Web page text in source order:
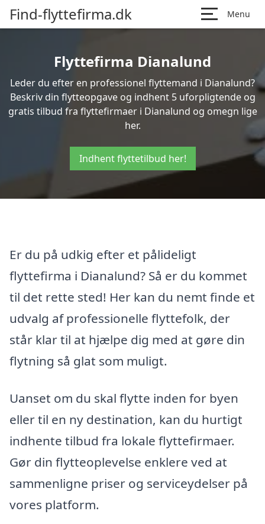
Find-flyttefirma.dk Menu
Flyttefirma Dianalund
Leder du efter en professionel flyttemand i Dianalund?
Beskriv din flytteopgave og indhent 5 uforpligtende og
gratis tilbud fra flyttefirmaer i Dianalund og omegn lige
her.
Indhent flyttetilbud her!
Er du på udkig efter et pålideligt
flyttefirma i Dianalund? Så er du kommet
til det rette sted! Her kan du nemt finde et
udvalg af professionelle flyttefolk, der
står klar til at hjælpe dig med at gøre din
flytning så glat som muligt.
Uanset om du skal flytte inden for byen
eller til en ny destination, kan du hurtigt
indhente tilbud fra lokale flyttefirmaer.
Gør din flytteoplevelse enklere ved at
sammenligne priser og serviceydelser på
vores platform.